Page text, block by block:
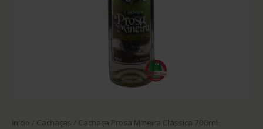
Início / Cachaças / Cachaça Prosa Mineira Clássica 700ml